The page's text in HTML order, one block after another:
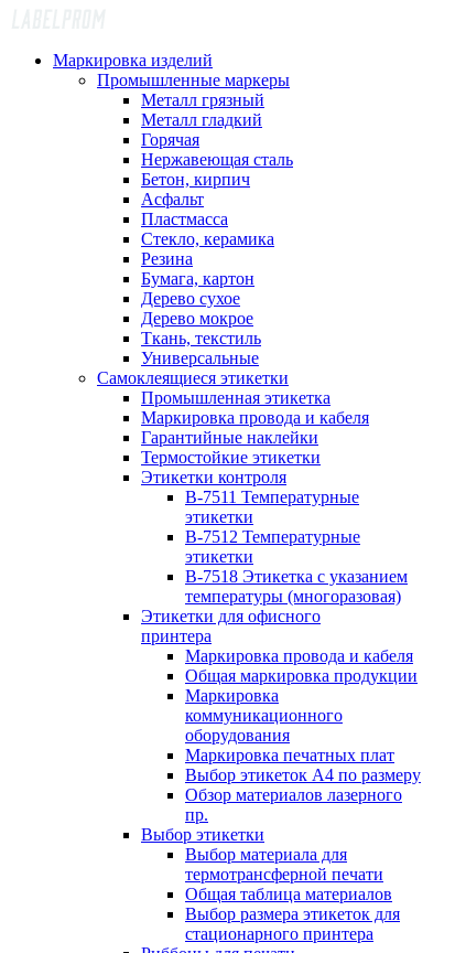
Маркировка изделий
Промышленные маркеры
Металл грязный
Металл гладкий
Горячая
Нержавеющая сталь
Бетон, кирпич
Асфальт
Пластмасса
Стекло, керамика
Резина
Бумага, картон
Дерево сухое
Дерево мокрое
Ткань, текстиль
Универсальные
Самоклеящиеся этикетки
Промышленная этикетка
Маркировка провода и кабеля
Гарантийные наклейки
Термостойкие этикетки
Этикетки контроля
B-7511 Температурные
этикетки
B-7512 Температурные
этикетки
B-7518 Этикетка с указанием
температуры (многоразовая)
Этикетки для офисного
принтера
Маркировка провода и кабеля
Общая маркировка продукции
Маркировка
коммуникационного
оборудования
Маркировка печатных плат
Выбор этикеток А4 по размеру
Обзор материалов лазерного
пр.
Выбор этикетки
Выбор материала для
термотрансферной печати
Общая таблица материалов
Выбор размера этикеток для
стационарного принтера